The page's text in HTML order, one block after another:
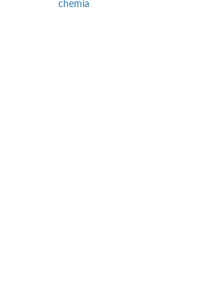
chemia